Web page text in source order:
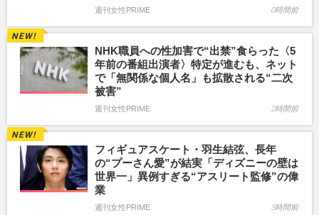
週刊女性PRIME 0時間前
NHK職員への性加害で“出禁”食らった〈5
年前の番組出演者〉特定が進むも、ネット
で「無関係な個人名」も拡散される“二次
被害”
週刊女性PRIME 2時間前
フィギュアスケート・羽生結弦、長年
の“プーさん愛”が結実「ディズニーの壁は
世界一」異例すぎる“アスリート監修”の偉
業
週刊女性PRIME 3時間前